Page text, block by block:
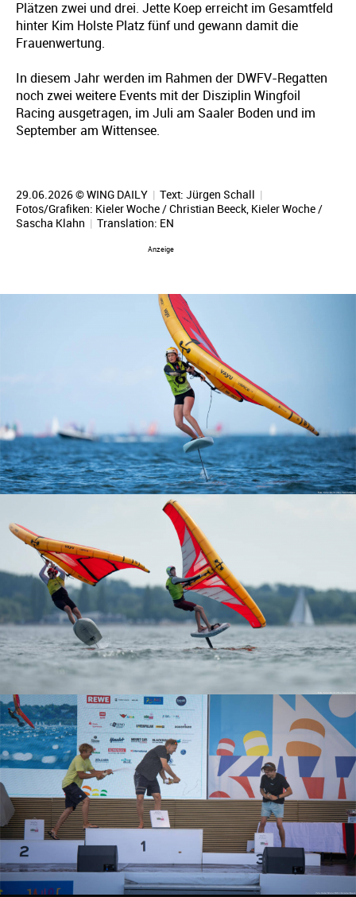
Plätzen zwei und drei. Jette Koep erreicht im Gesamtfeld
hinter Kim Holste Platz fünf und gewann damit die
Frauenwertung.
In diesem Jahr werden im Rahmen der DWFV-Regatten
noch zwei weitere Events mit der Disziplin Wingfoil
Racing ausgetragen, im Juli am Saaler Boden und im
September am Wittensee.
29.06.2026 © WING DAILY | Text: Jürgen Schall |
Fotos/Grafiken: Kieler Woche / Christian Beeck, Kieler Woche /
Sascha Klahn | Translation: EN